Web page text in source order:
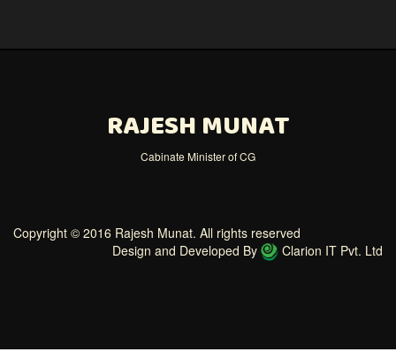
RAJESH MUNAT
Cabinate Minister of CG
Copyright © 2016 Rajesh Munat. All rights reserved
Design and Developed By
Clarion IT Pvt. Ltd